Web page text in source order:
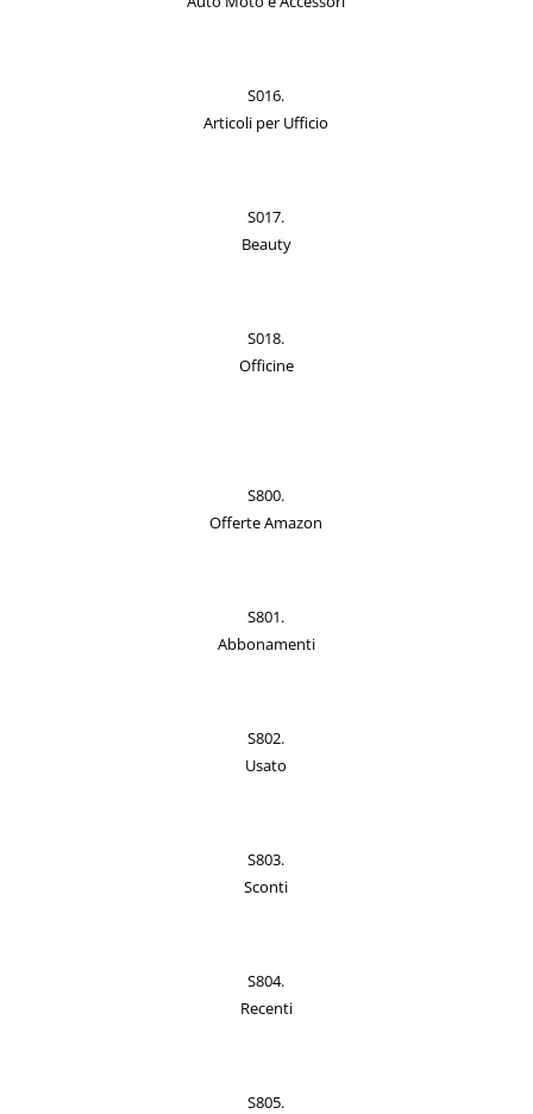
S016.
Articoli per Ufficio
S017.
Beauty
S018.
Officine
S800.
Offerte Amazon
S801.
Abbonamenti
S802.
Usato
S803.
Sconti
S804.
Recenti
S805.